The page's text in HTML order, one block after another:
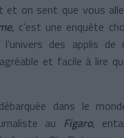
et on sent que vous
, c’est une enquête
l’univers des applis
et facile à lire
dans le
au Figaro,